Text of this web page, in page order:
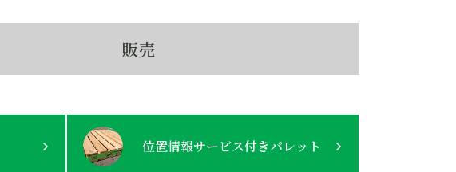
販売
位置情報サービス付きパレット